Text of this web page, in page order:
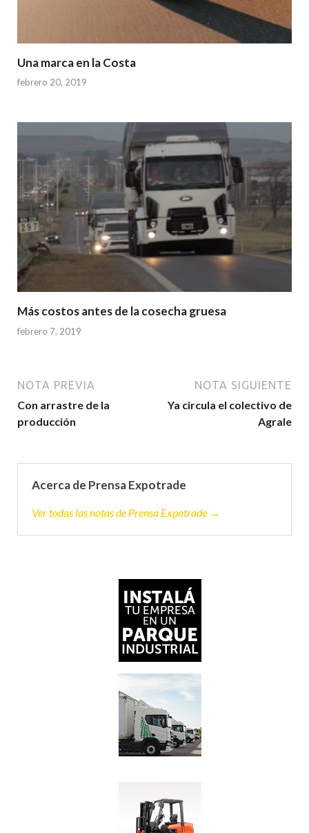
Una marca en la Costa
febrero 20, 2019
Más costos antes de la cosecha gruesa
febrero 7, 2019
NOTA PREVIA
Con arrastre de la
producción
NOTA SIGUIENTE
Ya circula el colectivo de
Agrale
Acerca de Prensa Expotrade
Ver todas las notas de Prensa Expotrade →